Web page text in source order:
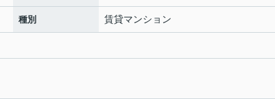
種別 賃貸マンション